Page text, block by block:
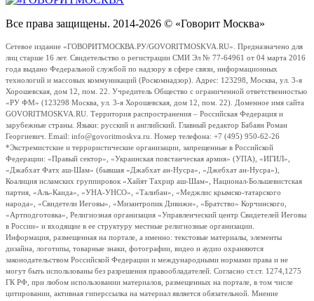
Все права защищены. 2014-2026 © «Говорит Москва»
Сетевое издание «ГОВОРИТМОСКВА.РУ/GOVORITMOSKVA.RU». Предназначено для
лиц старше 16 лет. Свидетельство о регистрации СМИ Эл № 77-64961 от 04 марта 2016
года выдано Федеральной службой по надзору в сфере связи, информационных
технологий и массовых коммуникаций (Роскомнадзор). Адрес: 123298, Москва, ул. 3-я
Хорошевская, дом 12, пом. 22. Учредитель Общество с ограниченной ответственностью
«РУ ФМ» (123298 Москва, ул. 3-я Хорошевская, дом 12, пом. 22). Доменное имя сайта
GOVORITMOSKVA.RU. Территория распространения – Российская Федерация и
зарубежные страны. Языки: русский и английский. Главный редактор Бабаян Роман
Георгиевич. Email: info@govoritmoskva.ru. Номер телефона: +7 (495) 950-62-26
*Экстремистские и террористические организации, запрещенные в Российской
Федерации: «Правый сектор», «Украинская повстанческая армия» (УПА), «ИГИЛ»,
«Джабхат Фатх аш-Шам» (бывшая «Джабхат ан-Нусра», «Джебхат ан-Нусра»),
Коалиция исламских группировок «Хайят Тахрир аш-Шам», Национал-Большевистская
партия, «Аль-Каида», «УНА-УНСО», «Талибан», «Меджлис крымско-татарского
народа», «Свидетели Иеговы», «Мизантропик Дивижн», «Братство» Корчинского,
«Артподготовка», Религиозная организация «Управленческий центр Свидетелей Иеговы
в России» и входящие в ее структуру местные религиозные организации.
Информация, размещенная на портале, а именно: текстовые материалы, элементы
дизайна, логотипы, товарные знаки, фотографии, видео и аудио охраняются
законодательством Российской Федерации и международными нормами права и не
могут быть использованы без разрешения правообладателей. Согласно ст.ст. 1274,1275
ГК РФ, при любом использовании материалов, размещенных на портале, в том числе
цитировании, активная гиперссылка на материал является обязательной. Мнение